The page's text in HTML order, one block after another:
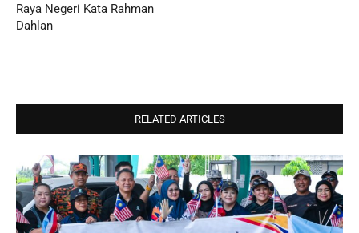
Raya Negeri Kata Rahman
Dahlan
RELATED ARTICLES